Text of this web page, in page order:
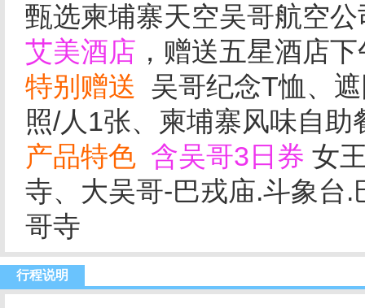
甄选柬埔寨天空吴哥航空
艾美酒店 ，赠送五星酒店
特别赠送 吴哥纪念T恤、
照/人1张、柬埔寨风味自
产品特色 含吴哥3日券 女
寺、大吴哥-巴戎庙.斗象台
哥寺
行程说明